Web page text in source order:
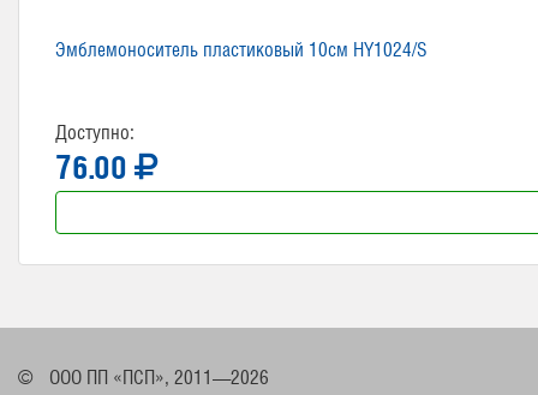
Эмблемоноситель пластиковый 10см HY1024/S
Доступно:
76.00
©
ООО ПП «ПСП», 2011—2026